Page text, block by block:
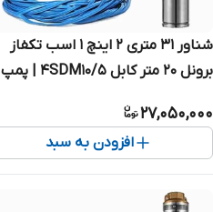
شناور ۳۱ متری ۲ اینچ ۱ اسب تکفاز
برونل 20 متر کابل 4SDM10/5 | پمپ
27,050,000
افزودن به سبد